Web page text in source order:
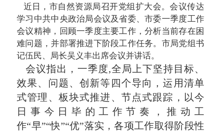
近日，市自然资源局召开党组扩大会。会议传达
学习中共中央政治局会议及省委、市委一季度工作
会议精神，回顾一季度主要工作，分析当前存在困
难问题，并部署推进下阶段工作任务。市局党组书
记伍民、局长吴义丰出席会议并讲话。
会议指出，一季度,全局上下坚持目标、
效果、问题、创新等四个导向，运用清单
式管理、板块式推进、节点式跟踪，以今
日事今日毕的工作节奏，推动工
作“早”“快”“优”落实，各项工作取得阶段性